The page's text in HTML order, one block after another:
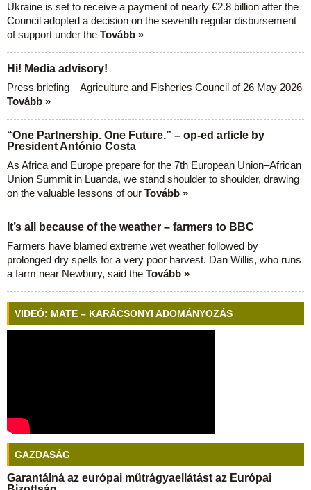
Ukraine is set to receive a payment of nearly €2.8 billion after the
Council adopted a decision on the seventh regular disbursement
of support under the Tovább »
Hi! Media advisory!
Press briefing – Agriculture and Fisheries Council of 26 May 2026
Tovább »
“One Partnership. One Future.” – op-ed article by
President António Costa
As Africa and Europe prepare for the 7th European Union–African
Union Summit in Luanda, we stand shoulder to shoulder, drawing
on the valuable lessons of our Tovább »
It’s all because of the weather – farmers to BBC
Farmers have blamed extreme wet weather followed by
prolonged dry spells for a very poor harvest. Dan Willis, who runs
a farm near Newbury, said the Tovább »
VIDEÓ: MATE – KARÁCSONYI ADOMÁNYOZÁS
GAZDASÁG
Garantálná az európai műtrágyaellátást az Európai